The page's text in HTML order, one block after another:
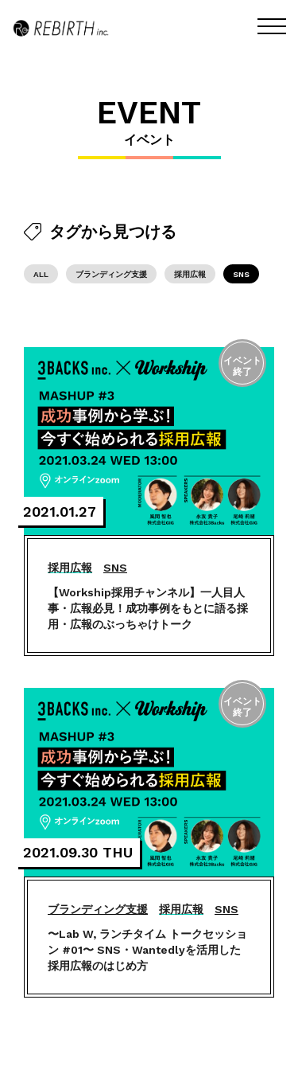
EVENT
イベント
タグから見つける
ALL ブランディング支援 採用広報 SNS
2021.01.27
採用広報
SNS
【Workship採用チャンネル】一人目人
事・広報必見！成功事例をもとに語る採
用・広報のぶっちゃけトーク
2021.09.30 THU
ブランディング支援 採用広報
SNS
〜Lab W, ランチタイム トークセッショ
ン #01〜 SNS・Wantedlyを活用した
採用広報のはじめ方